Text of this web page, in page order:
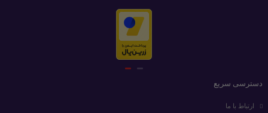
دسترسی سریع
ارتباط با ما